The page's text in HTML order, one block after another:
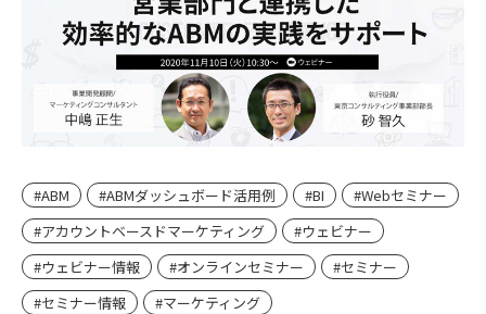
#ABM #ABMダッシュボード活用例 #BI
#Webセミナー
#アカウントベースドマーケティング
#ウェビナー
#ウェビナー情報
#オンラインセミナー
#セミナー
#セミナー情報
#マーケティング